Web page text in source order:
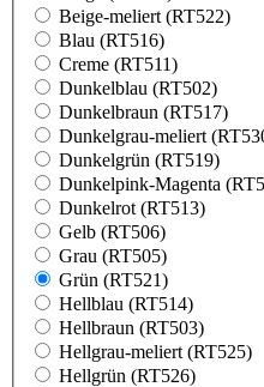
Beige-meliert (RT522)
Blau (RT516)
Creme (RT511)
Dunkelblau (RT502)
Dunkelbraun (RT517)
Dunkelgrau-meliert
Dunkelgrün (RT519)
Dunkelpink-Magenta
Dunkelrot (RT513)
Gelb (RT506)
Grau (RT505)
Grün (RT521)
Hellblau (RT514)
Hellbraun (RT503)
Hellgrau-meliert (RT525)
Hellgrün (RT526)